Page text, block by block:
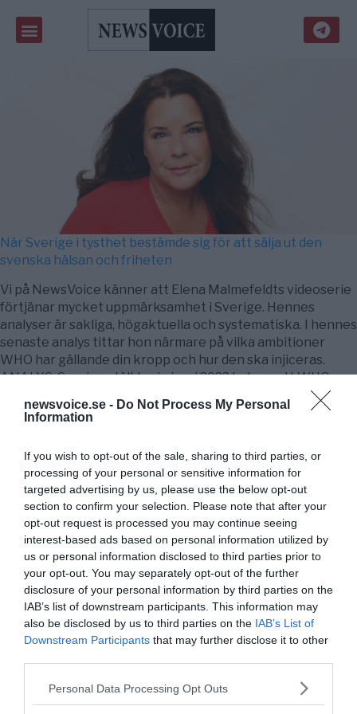
newsvoice.se - Do Not Process My Personal
Information
If you wish to opt-out of the sale, sharing to third parties, or
processing of your personal or sensitive information for
targeted advertising by us, please use the below opt-out
section to confirm your selection. Please note that after your
opt-out request is processed you may continue seeing
interest-based ads based on personal information utilized by
us or personal information disclosed to third parties prior to
your opt-out. You may separately opt-out of the further
disclosure of your personal information by third parties on the
IAB’s list of downstream participants. This information may
also be disclosed by us to third parties on the IAB’s List of
Downstream Participants that may further disclose it to other
Please note that this website/app uses one or more Google
Personal Data Processing Opt Outs
När Sverige i tysthet bestämde sig för att sälja ut den
svenska hälsan och friheten
Vi på NewsVoice känner att Elena Malmefeldts videoserie
förtjänar mycket uppmärksamhet i Sverige. Hennes
analyser är sakliga, högaktuella och systematiska. I hennes
senaste analys tittar hon närmare på vilka ambitioner
WHO har gällande din kropp och hur den ska injiceras.
ANALYS. Sverige ställde sig i maj 2022 bakom att WHO
Fortsätt läsa
Public Service på riktigt
Du läser en av Sveriges mest modiga tidningar.
Stöd vårt dagliga arbeta med endonation.
Annonsera
Vill du nå hundratusentals samhällsintresserade